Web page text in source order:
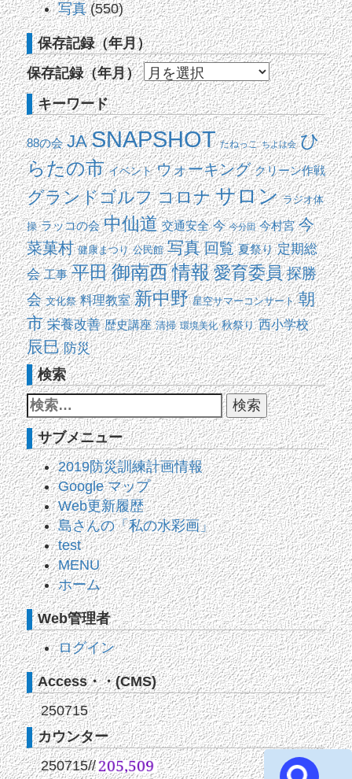
写真(550)
保存記録（年月）
保存記録（年月）
キーワード
88の会 JA SNAPSHOT たねっこ ちよは会 ひ
らたの市 イベント ウォーキング クリーン作戦
グランドゴルフ コロナ サロン ラジオ体
操 ラッコの会 中仙道 交通安全 今 今分団 今村宮 今
菜菓村 健康まつり 公民館 写真 回覧 夏祭り 定期総
会 工事 平田御南西情報 愛育委員 探勝
会 文化祭 料理教室 新中野 星空サマーコンサート 朝
市 栄養改善 歴史講座 清掃 環境美化 秋祭り 西小学校
辰巳 防災
検索
サブメニュー
2019防災訓練計画情報
Google マップ
Web更新履歴
島さんの「私の水彩画」
test
MENU
ホーム
Web管理者
ログイン
Access・・(CMS)
250715
カウンター
250715//